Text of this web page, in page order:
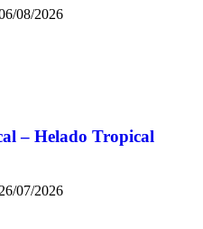
08/2026
– Helado Tropical
07/2026